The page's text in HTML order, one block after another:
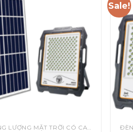
ĐÈN NĂNG LƯỢNG MẶT TRỜI CÓ CAMERA GIÁM SÁT
Sale!